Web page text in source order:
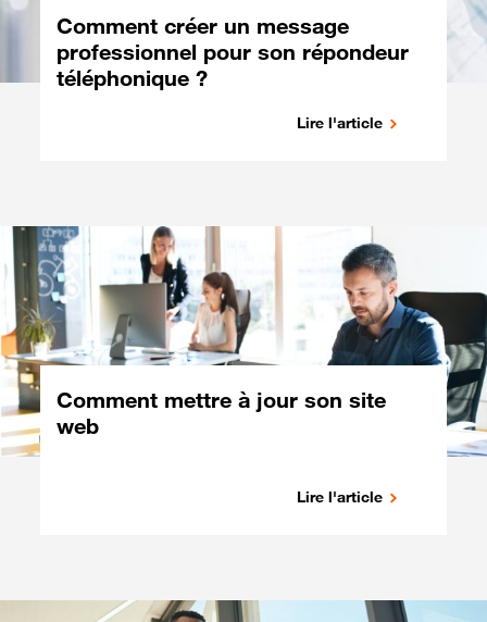
Comment créer un message
professionnel pour son répondeur
téléphonique ?
Lire l'article
Comment mettre à jour son site
web
Lire l'article